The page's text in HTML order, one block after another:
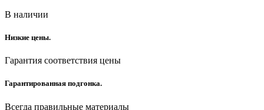
В наличии
Низкие цены.
Гарантия соответствия цены
Гарантированная подгонка.
Всегда правильные материалы